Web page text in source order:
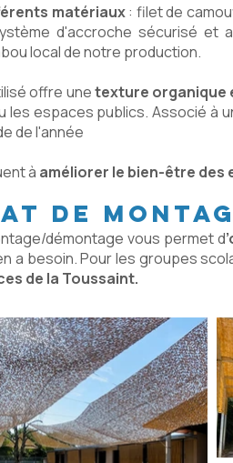
matériaux: filet de
d'accroche sécurisé et
local de notre production.
offre unetexture organique
les espaces publics. Associé à
de l'année
à améliorer le bien-être des
de
démontage vous permet d
a besoin. Pour les groupes
de la Toussaint.